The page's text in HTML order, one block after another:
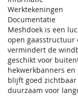
Werktekeningen
Documentatie
Meshdoek is een
open
vermindert de
geschikt voor
hekwerkbanners
blijft goed
duurzaam voor